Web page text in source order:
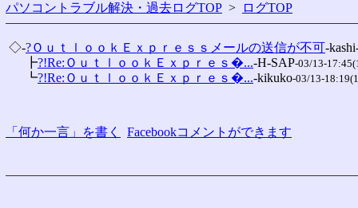
パソコントラブル解決・過去ログTOP > ログTOP
◇-?ＯｕｔｌｏｏｋＥｘｐｒｅｓｓメールの送信が不可-
┣?!Re:ＯｕｔｌｏｏｋＥｘｐｒｅｓ�...-H-SAP-03/13-
┗?!Re:ＯｕｔｌｏｏｋＥｘｐｒｅｓ�...-kikuko-03/13-
「何か一言」を書く Facebookコメントができます